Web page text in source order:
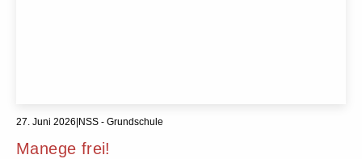
27. Juni 2026 NSS - Grundschule
Manege frei!